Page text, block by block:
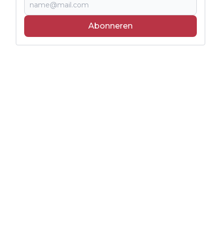
Abonneren